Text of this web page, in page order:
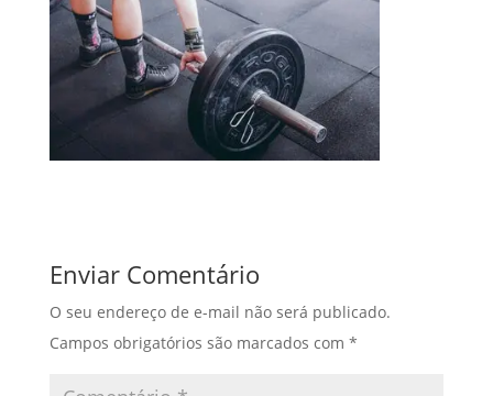
Enviar Comentário
O seu endereço de e-mail não será publicado.
Campos obrigatórios são marcados com *